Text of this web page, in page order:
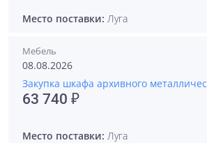
Место поставки: Луга
Мебель
08.08.2026
Закупка шкафа архивного
63 740 ₽
Место поставки: Луга